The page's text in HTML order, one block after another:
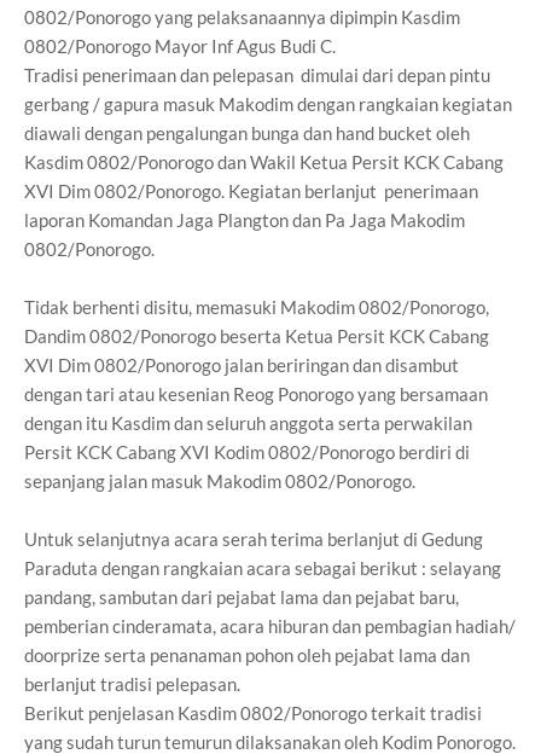
0802/Ponorogo yang pelaksanaannya dipimpin Kasdim
0802/Ponorogo Mayor Inf Agus Budi C.
Tradisi penerimaan dan pelepasan dimulai dari depan pintu
gerbang / gapura masuk Makodim dengan rangkaian kegiatan
diawali dengan pengalungan bunga dan hand bucket oleh
Kasdim 0802/Ponorogo dan Wakil Ketua Persit KCK Cabang
XVI Dim 0802/Ponorogo. Kegiatan berlanjut penerimaan
laporan Komandan Jaga Plangton dan Pa Jaga Makodim
0802/Ponorogo.
Tidak berhenti disitu, memasuki Makodim 0802/Ponorogo,
Dandim 0802/Ponorogo beserta Ketua Persit KCK Cabang
XVI Dim 0802/Ponorogo jalan beriringan dan disambut
dengan tari atau kesenian Reog Ponorogo yang bersamaan
dengan itu Kasdim dan seluruh anggota serta perwakilan
Persit KCK Cabang XVI Kodim 0802/Ponorogo berdiri di
sepanjang jalan masuk Makodim 0802/Ponorogo.
Untuk selanjutnya acara serah terima berlanjut di Gedung
Paraduta dengan rangkaian acara sebagai berikut : selayang
pandang, sambutan dari pejabat lama dan pejabat baru,
pemberian cinderamata, acara hiburan dan pembagian hadiah/
doorprize serta penanaman pohon oleh pejabat lama dan
berlanjut tradisi pelepasan.
Berikut penjelasan Kasdim 0802/Ponorogo terkait tradisi
yang sudah turun temurun dilaksanakan oleh Kodim Ponorogo.